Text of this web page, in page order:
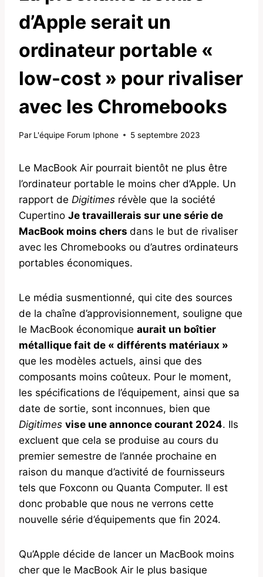
d’Apple serait un
ordinateur portable «
low-cost » pour rivaliser
avec les Chromebooks
Par L'équipe Forum Iphone 5 septembre 2023
Le MacBook Air pourrait bientôt ne plus être
l’ordinateur portable le moins cher d’Apple. Un
rapport de Digitimes révèle que la société
Cupertino Je travaillerais sur une série de
MacBook moins chers dans le but de rivaliser
avec les Chromebooks ou d’autres ordinateurs
portables économiques.
Le média susmentionné, qui cite des sources
de la chaîne d’approvisionnement, souligne que
le MacBook économique aurait un boîtier
métallique fait de « différents matériaux »
que les modèles actuels, ainsi que des
composants moins coûteux. Pour le moment,
les spécifications de l’équipement, ainsi que sa
date de sortie, sont inconnues, bien que
Digitimes vise une annonce courant 2024. Ils
excluent que cela se produise au cours du
premier semestre de l’année prochaine en
raison du manque d’activité de fournisseurs
tels que Foxconn ou Quanta Computer. Il est
donc probable que nous ne verrons cette
nouvelle série d’équipements que fin 2024.
Qu’Apple décide de lancer un MacBook moins
cher que le MacBook Air le plus basique